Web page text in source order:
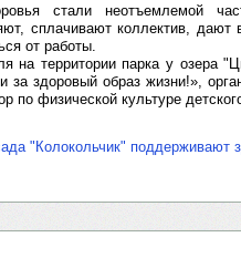
стали неотъемлемой
сплачивают коллектив, дают
от работы.
на территории парка у озера
за здоровый образ жизни!»,
по физической культуре
"Колокольчик" поддерживают